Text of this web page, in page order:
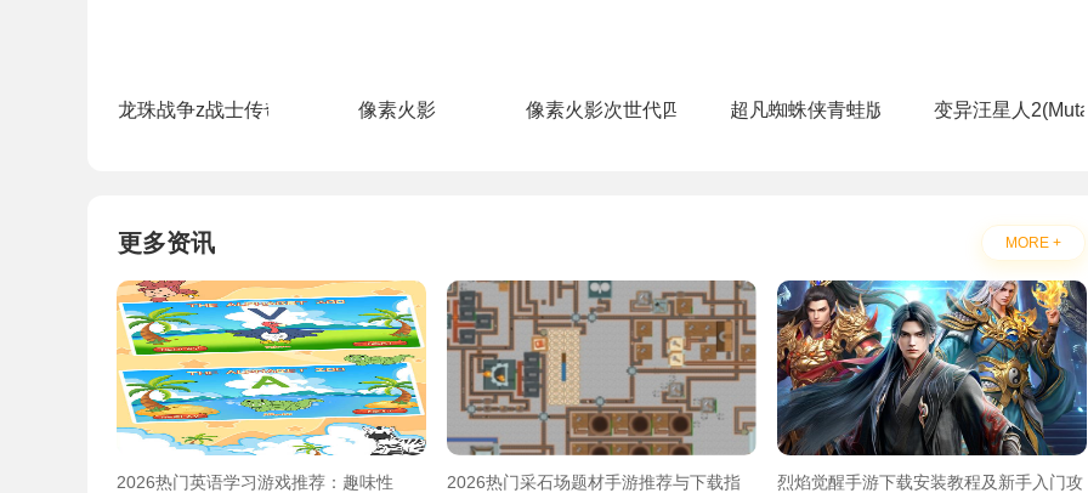
龙珠战争z战士传奇之战手机版像素火影 像素火影次世代四尾鸣人超凡蜘蛛侠青蛙版官方版变异汪星人
更多资讯 MORE +
2026热门英语学习游戏推荐：趣味性
2026热门采石场题材手游推荐与下载指
烈焰觉醒手游下载安装教程及新手入门攻